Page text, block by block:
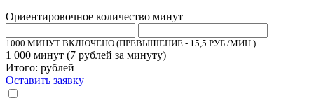
Ориентировочное количество минут
1000 МИНУТ ВКЛЮЧЕНО (ПРЕВЫШЕНИЕ - 15,5 РУБ./МИН.)
1 000 минут (7 рублей за минуту)
Итого: рублей
Оставить заявку